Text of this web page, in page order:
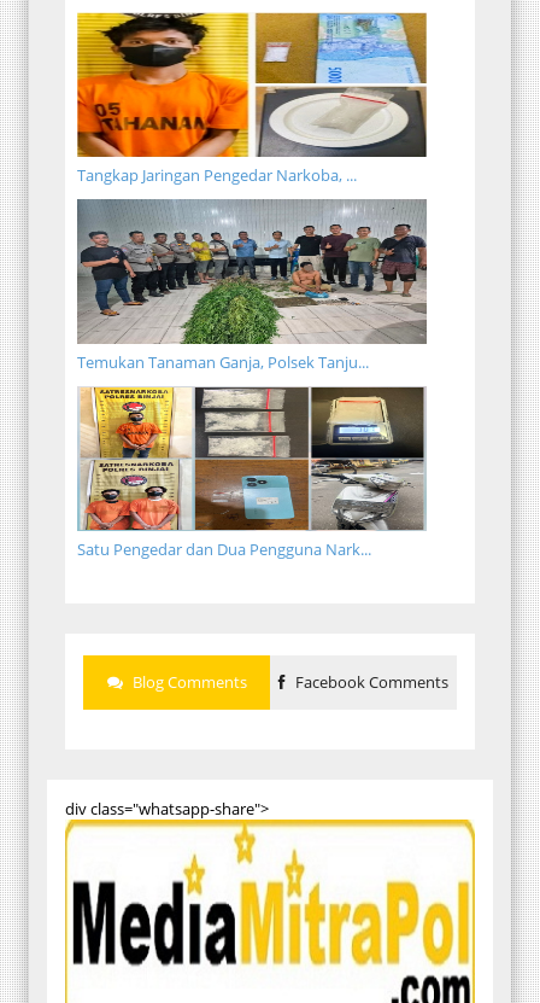
Tangkap Jaringan Pengedar Narkoba, ...
Temukan Tanaman Ganja, Polsek Tanju...
Satu Pengedar dan Dua Pengguna Nark...
Blog Comments Facebook Comments
div class="whatsapp-share">